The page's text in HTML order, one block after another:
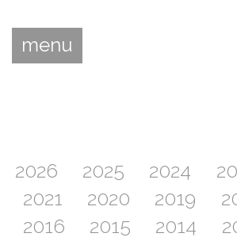
menu
2026 2025 2024
2021
2020 2019
2016
2015 2014